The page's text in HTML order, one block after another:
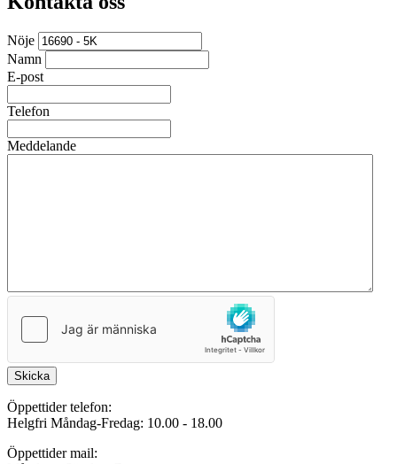
Nöje
Namn
E-post
Telefon
Meddelande
Skicka
Öppettider telefon:
Helgfri Måndag-Fredag: 10.00 - 18.00
Öppettider mail: